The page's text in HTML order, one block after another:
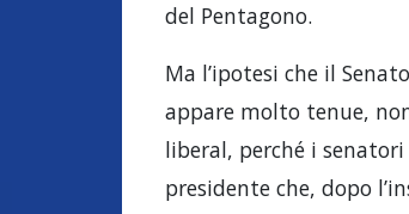
del Pentagono.
Ma l’ipotesi che il
appare molto tenue,
liberal, perché i senatori
presidente che, dopo